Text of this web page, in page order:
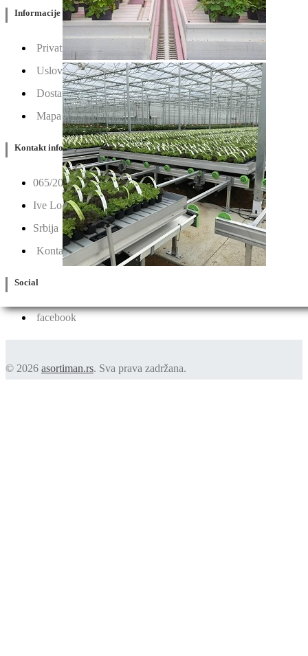
Informacije
Privatnost & Kolačići
Uslovi Korišćenja
Dostava & Povraćaj
Mapa
Kontakt info
065/202-52-02
Ive Lole Ribara 65, 22406 Irig
Srbija
Kontaktirajte nas
Social
facebook
© 2026 asortiman.rs. Sva prava zadržana.